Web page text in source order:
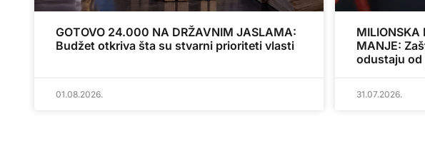
GOTOVO 24.000 NA DRŽAVNIM JASLAMA:
Budžet otkriva šta su stvarni prioriteti vlasti
01.08.2026.
MILIONSKA
MANJE:
odustaju od
31.07.2026.